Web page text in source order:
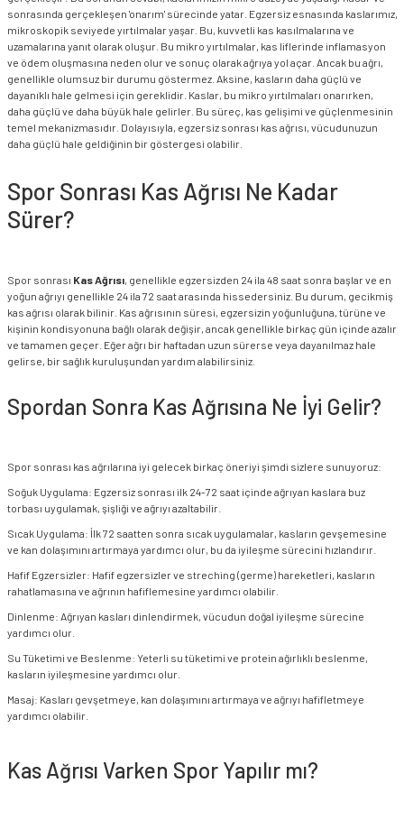
sonrasında gerçekleşen 'onarım' sürecinde yatar. Egzersiz esnasında kaslarımız,
mikroskopik seviyede yırtılmalar yaşar. Bu, kuvvetli kas kasılmalarına ve
uzamalarına yanıt olarak oluşur. Bu mikro yırtılmalar, kas liflerinde inflamasyon
ve ödem oluşmasına neden olur ve sonuç olarak ağrıya yol açar. Ancak bu ağrı,
genellikle olumsuz bir durumu göstermez. Aksine, kasların daha güçlü ve
dayanıklı hale gelmesi için gereklidir. Kaslar, bu mikro yırtılmaları onarırken,
daha güçlü ve daha büyük hale gelirler. Bu süreç, kas gelişimi ve güçlenmesinin
temel mekanizmasıdır. Dolayısıyla, egzersiz sonrası kas ağrısı, vücudunuzun
daha güçlü hale geldiğinin bir göstergesi olabilir.
Spor Sonrası Kas Ağrısı Ne Kadar
Sürer?
Spor sonrası Kas Ağrısı, genellikle egzersizden 24 ila 48 saat sonra başlar ve en
yoğun ağrıyı genellikle 24 ila 72 saat arasında hissedersiniz. Bu durum, gecikmiş
kas ağrısı olarak bilinir. Kas ağrısının süresi, egzersizin yoğunluğuna, türüne ve
kişinin kondisyonuna bağlı olarak değişir, ancak genellikle birkaç gün içinde azalır
ve tamamen geçer. Eğer ağrı bir haftadan uzun sürerse veya dayanılmaz hale
gelirse, bir sağlık kuruluşundan yardım alabilirsiniz.
Spordan Sonra Kas Ağrısına Ne İyi Gelir?
Spor sonrası kas ağrılarına iyi gelecek birkaç öneriyi şimdi sizlere sunuyoruz:
Soğuk Uygulama: Egzersiz sonrası ilk 24-72 saat içinde ağrıyan kaslara buz
torbası uygulamak, şişliği ve ağrıyı azaltabilir.
Sıcak Uygulama: İlk 72 saatten sonra sıcak uygulamalar, kasların gevşemesine
ve kan dolaşımını artırmaya yardımcı olur, bu da iyileşme sürecini hızlandırır.
Hafif Egzersizler: Hafif egzersizler ve streching (germe) hareketleri, kasların
rahatlamasına ve ağrının hafiflemesine yardımcı olabilir.
Dinlenme: Ağrıyan kasları dinlendirmek, vücudun doğal iyileşme sürecine
yardımcı olur.
Su Tüketimi ve Beslenme: Yeterli su tüketimi ve protein ağırlıklı beslenme,
kasların iyileşmesine yardımcı olur.
Masaj: Kasları gevşetmeye, kan dolaşımını artırmaya ve ağrıyı hafifletmeye
yardımcı olabilir.
Kas Ağrısı Varken Spor Yapılır mı?